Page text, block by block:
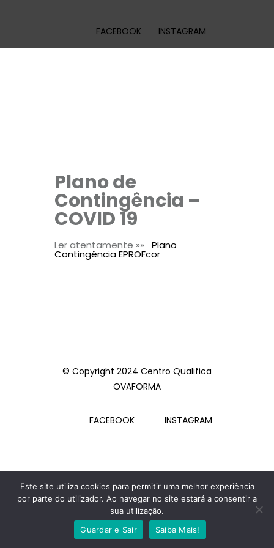
FACEBOOK INSTAGRAM
Plano de
Contingência –
COVID 19
Ler atentamente »» Plano
Contingência EPROFcor
© Copyright 2024 Centro Qualifica
OVAFORMA
FACEBOOK INSTAGRAM
Este site utiliza cookies para permitir uma melhor experiência
por parte do utilizador. Ao navegar no site estará a consentir a
sua utilização.
Guardar e Sair
Saiba Mais!